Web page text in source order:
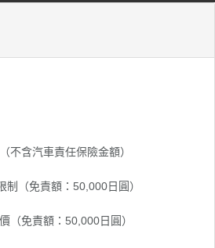
不含汽車責任保險金額）
（免責額：50,000日圓）
（免責額：50,000日圓）